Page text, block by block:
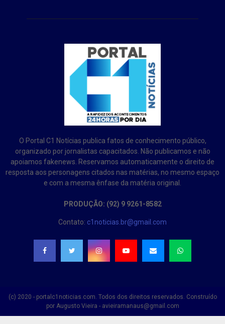
O Portal C1 Notícias publica fatos de conhecimento público,
organizado por jornalistas capacitados. Não publicamos e não
apoiamos fakenews. Reservamos automaticamente o direito de
resposta aos personagens citados nas matérias, no mesmo espaço
e com a mesma ênfase da matéria original.
PRODUÇÃO: (92) 9 9261-8582
Contato: c1noticias.br@gmail.com
(c) 2020 - portalc1noticias.com. Todos dos direitos reservados. Construído
por Augusto Vieira - avieiramanaus@gmail.com